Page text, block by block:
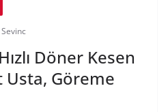
Döner Kesen
Usta, Göreme